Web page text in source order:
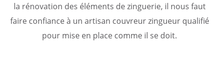
la rénovation des éléments de zinguerie, il nous faut
faire confiance à un artisan couvreur zingueur qualifié
pour mise en place comme il se doit.